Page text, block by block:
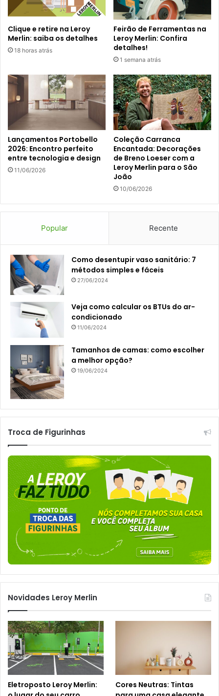
Clique e retire na Leroy
Merlin: saiba os detalhes
18 horas atrás
Feirão de Ferramentas na
Leroy Merlin: Confira
detalhes!
1 semana atrás
Lançamentos Portobello
2026: Encontro perfeito
entre tecnologia e design
11/06/2026
Coleção Carranca
Encantada: Decorações
de Breno Loeser com a
Leroy Merlin para o São
João
10/06/2026
Popular Recente
Como desentupir vaso sanitário: 7
métodos simples e fáceis
27/06/2024
Veja como calcular os BTUs do ar-
condicionado
11/06/2024
Tamanhos de camas: como escolher
a melhor opção?
19/06/2024
Troca de Figurinhas
Novidades Leroy Merlin
Eletroposto Leroy Merlin:
Cores Neutras: Tintas